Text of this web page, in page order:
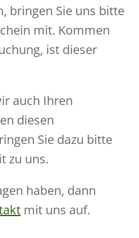
bringen Sie uns bitte
mit. Kommen
ist dieser
auch Ihren
diesen
Sie dazu bitte
zu uns.
haben, dann
mit uns auf.